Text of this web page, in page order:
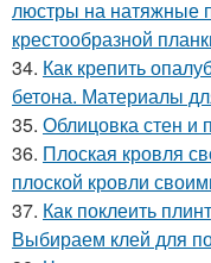
люстры на натяжные
крестообразной
34. Как крепить
бетона. Материалы
35. Облицовка стен и
36. Плоская кровля
плоской кровли
37. Как поклеить
Выбираем клей для